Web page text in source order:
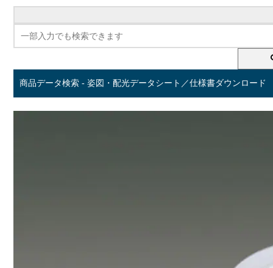
商品データ検索 - 姿図・配光データシート／仕様書ダウンロード